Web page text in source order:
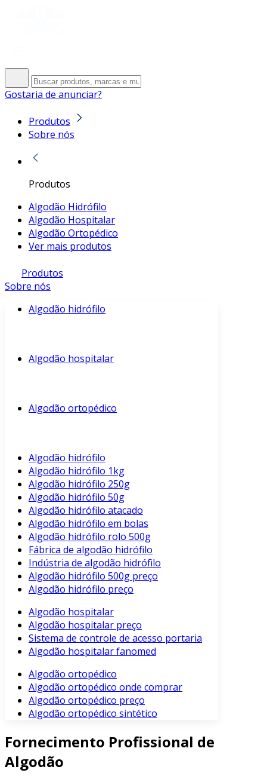
Gostaria de anunciar?
Produtos
Sobre nós
Produtos
Algodão Hidrófilo
Algodão Hospitalar
Algodão Ortopédico
Ver mais produtos
Produtos
Sobre nós
Algodão hidrófilo
Algodão hospitalar
Algodão ortopédico
Algodão hidrófilo
Algodão hidrófilo 1kg
Algodão hidrófilo 250g
Algodão hidrófilo 50g
Algodão hidrófilo atacado
Algodão hidrófilo em bolas
Algodão hidrófilo rolo 500g
Fábrica de algodão hidrófilo
Indústria de algodão hidrófilo
Algodão hidrófilo 500g preço
Algodão hidrófilo preço
Algodão hospitalar
Algodão hospitalar preço
Sistema de controle de acesso portaria
Algodão hospitalar fanomed
Algodão ortopédico
Algodão ortopédico onde comprar
Algodão ortopédico preço
Algodão ortopédico sintético
Fornecimento Profissional de
Algodão